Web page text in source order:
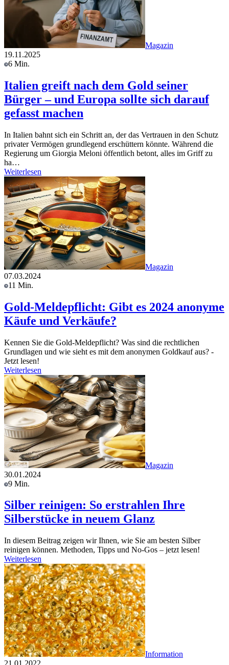
Magazin
19.11.2025
6 Min.
Italien greift nach dem Gold seiner
Bürger – und Europa sollte sich darauf
gefasst machen
In Italien bahnt sich ein Schritt an, der das Vertrauen in den Schutz
privater Vermögen grundlegend erschüttern könnte. Während die
Regierung um Giorgia Meloni öffentlich betont, alles im Griff zu
ha…
Weiterlesen
Magazin
07.03.2024
11 Min.
Gold-Meldepflicht: Gibt es 2024 anonyme
Käufe und Verkäufe?
Kennen Sie die Gold-Meldepflicht? Was sind die rechtlichen
Grundlagen und wie sieht es mit dem anonymen Goldkauf aus? -
Jetzt lesen!
Weiterlesen
Magazin
30.01.2024
9 Min.
Silber reinigen: So erstrahlen Ihre
Silberstücke in neuem Glanz
In diesem Beitrag zeigen wir Ihnen, wie Sie am besten Silber
reinigen können. Methoden, Tipps und No-Gos – jetzt lesen!
Weiterlesen
Information